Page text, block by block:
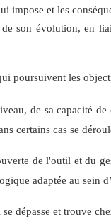
impose et les
son évolution, en
poursuivent les
de sa capacité
certains cas se
de l'outil et du
adaptée au sein
dépasse et trouve